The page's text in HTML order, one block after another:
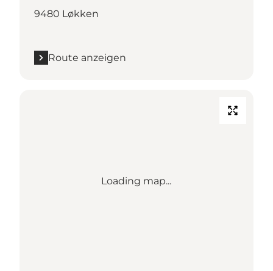
9480 Løkken
Route anzeigen
Loading map...